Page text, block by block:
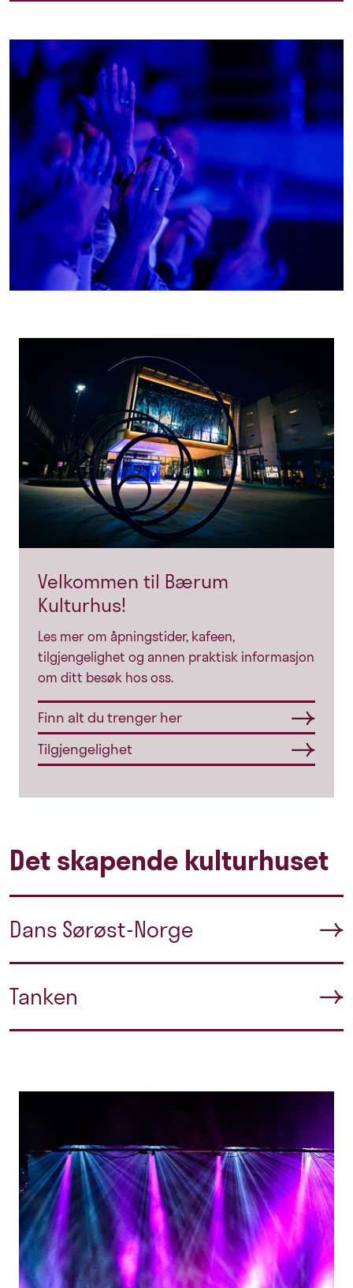
Kalkmølla Kulturstasjon
12.09
Aspaas møter Beethoven
Kalkmølla Kulturstasjon
Velkommen til Bærum
Kulturhus!
Les mer om åpningstider, kafeen,
tilgjengelighet og annen praktisk informasjon
om ditt besøk hos oss.
Finn alt du trenger her
Tilgjengelighet
Det skapende kulturhuset
Dans Sørøst-Norge
Tanken